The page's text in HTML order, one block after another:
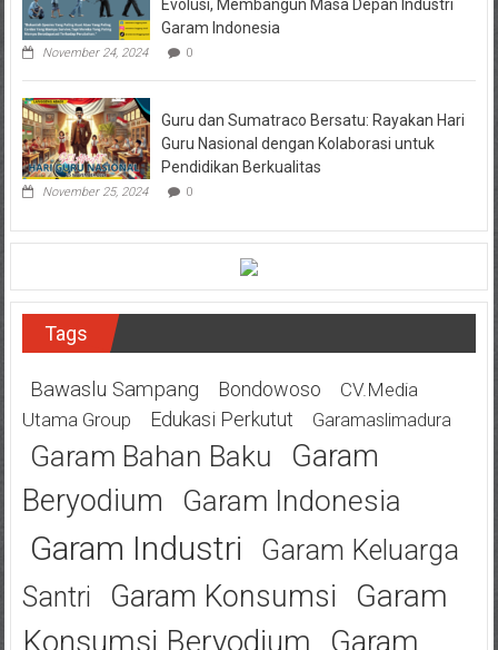
Evolusi, Membangun Masa Depan Industri
Garam Indonesia
November 24, 2024 0
Guru dan Sumatraco Bersatu: Rayakan Hari
Guru Nasional dengan Kolaborasi untuk
Pendidikan Berkualitas
November 25, 2024 0
Tags
Bawaslu Sampang Bondowoso
CV.Media
Utama Group
Edukasi Perkutut Garamaslimadura
Garam Bahan Baku
Garam
Beryodium
Garam Indonesia
Garam Industri
Garam Keluarga
Santri
Garam Konsumsi
Garam
Konsumsi Beryodium
Garam